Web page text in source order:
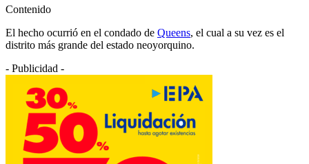
Contenido
El hecho ocurrió en el condado de Queens, el cual a su vez es el
distrito más grande del estado neoyorquino.
- Publicidad -